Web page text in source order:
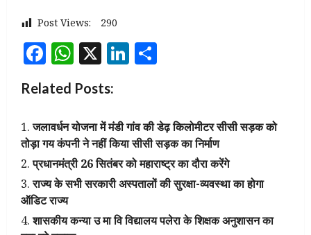
Post Views: 290
Facebook
WhatsApp
X LinkedIn
Related Posts:
जलावर्धन योजना में मंडी गांव की डेढ़ किलोमीटर सीसी सड़क को
तोड़ा गय कंपनी ने नहीं किया सीसी सड़क का निर्माण
प्रधानमंत्री 26 सितंबर को महाराष्ट्र का दौरा करेंगे
राज्य के सभी सरकारी अस्पतालों की सुरक्षा-व्यवस्था का होगा
ऑडिट राज्य
शासकीय कन्या उ मा वि विद्यालय पलेरा के शिक्षक अनुशासन का